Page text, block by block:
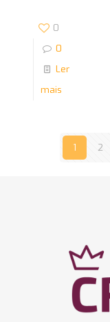
0
0
Ler
mais
1 2